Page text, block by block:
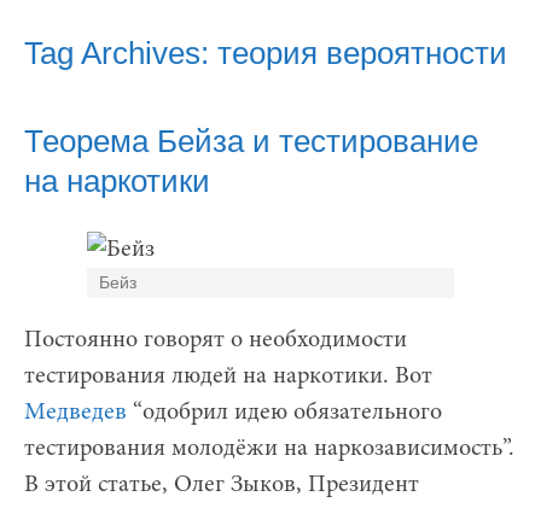
Tag Archives: теория вероятности
Теорема Бейза и тестирование
на наркотики
Бейз
Постоянно говорят о необходимости
тестирования людей на наркотики. Вот
Медведев “одобрил идею обязательного
тестирования молодёжи на наркозависимость”.
В этой статье, Олег Зыков, Президент